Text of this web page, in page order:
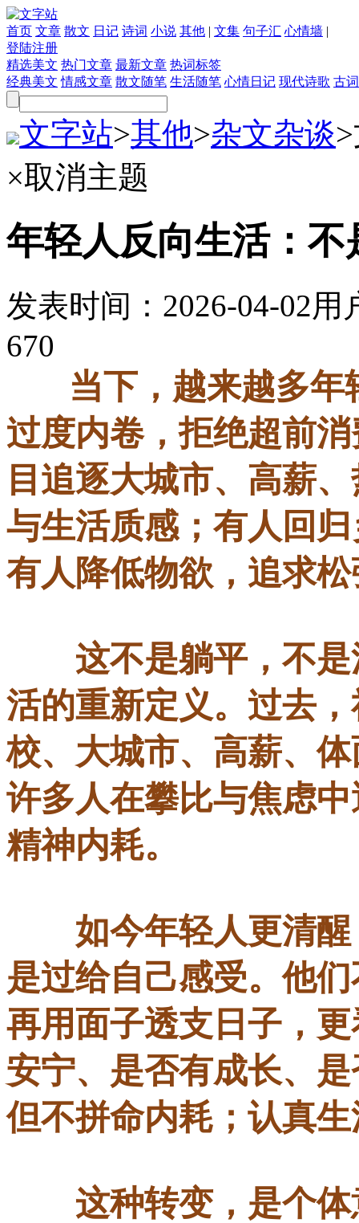
首页 文章 散文 日记 诗词 小说 其他 | 文集 句子汇 心情墙 |
登陆注册
精选美文 热门文章 最新文章 热词标签
经典美文 情感文章 散文随笔 生活随笔 心情日记 现代诗歌 古
文字站>其他>杂文杂谈>
×取消主题
年轻人反向生活：
发表时间： 2026-04-02用
670
当下，越来越多年
过度内卷，拒绝超前
目追逐大城市、高薪
与生活质感；有人回
有人降低物欲，追求
这不是躺平，不是
活的重新定义。过去
校、大城市、高薪、
许多人在攀比与焦虑
精神内耗。
如今年轻人更清醒
是过给自己感受。他
再用面子透支日子，
安宁、是否有成长、
但不拼命内耗；认真
这种转变，是个体